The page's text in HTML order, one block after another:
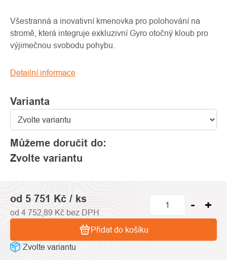
je
0,0
z
hvězdiček.
Varianta
Můžeme doručit do:
Zvolte variantu
Všestranná a inovativní kmenovka pro polohování na
stromě, která integruje exkluzivní Gyro otočný kloub pro
výjimečnou svobodu pohybu.
Detailní informace
od 5 751 Kč / ks
od 4 752,89 Kč bez DPH
Zvolte variantu
Přidat do košíku